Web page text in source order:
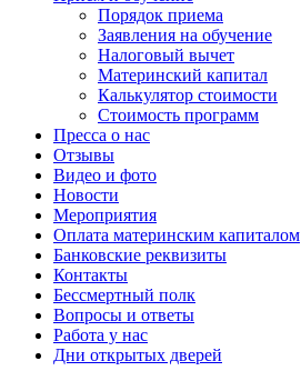
Порядок приема
Заявления на обучение
Налоговый вычет
Материнский капитал
Калькулятор стоимости
Стоимость программ
Пресса о нас
Отзывы
Видео и фото
Новости
Мероприятия
Оплата материнским капиталом
Банковские реквизиты
Контакты
Бессмертный полк
Вопросы и ответы
Работа у нас
Дни открытых дверей